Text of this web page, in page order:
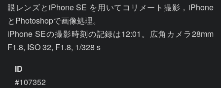
眼レンズとiPhone SE を用いてコリメート撮影，iPhone
とPhotoshopで画像処理。
iPhone SEの撮影時刻の記録は12:01。広角カメラ28mm
F1.8, ISO 32, F1.8, 1/328 s
ID
#107352